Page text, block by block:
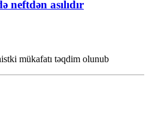
neftdən asılıdır
mükafatı təqdim olunub